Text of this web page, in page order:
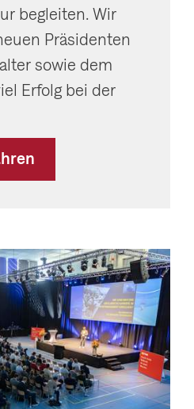
begleiten. Wir
Präsidenten
sowie dem
Erfolg bei der